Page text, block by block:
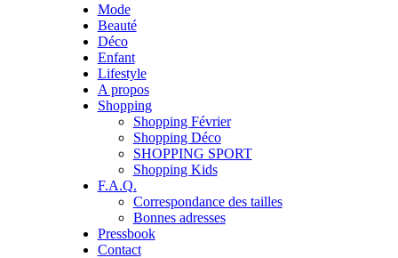
Mode
Beauté
Déco
Enfant
Lifestyle
A propos
Shopping
Shopping Février
Shopping Déco
SHOPPING SPORT
Shopping Kids
F.A.Q.
Correspondance des tailles
Bonnes adresses
Pressbook
Contact